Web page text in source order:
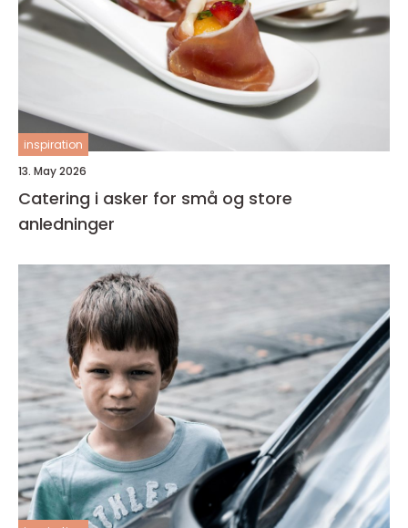
inspiration
13. May 2026
Catering i asker for små og store
anledninger